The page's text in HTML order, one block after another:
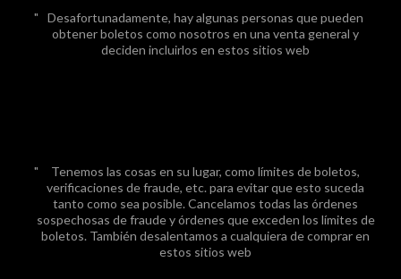
Desafortunadamente, hay algunas personas que pueden
obtener boletos como nosotros en una venta general y
deciden incluirlos en estos sitios web
Tenemos las cosas en su lugar, como límites de boletos,
verificaciones de fraude, etc. para evitar que esto suceda
tanto como sea posible. Cancelamos todas las órdenes
sospechosas de fraude y órdenes que exceden los límites de
boletos. También desalentamos a cualquiera de comprar en
estos sitios web